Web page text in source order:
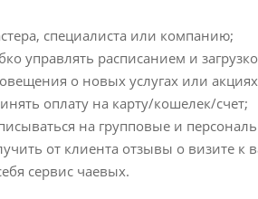
специалиста или компанию;
управлять расписанием и
о новых услугах или
оплату на карту/кошелек/счет;
на групповые и
от клиента отзывы о визите к
сервис чаевых.